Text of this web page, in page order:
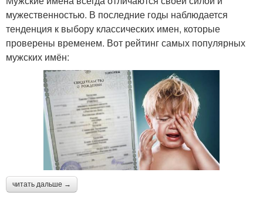
мужественностью. В последние годы наблюдается
тенденция к выбору классических имен, которые
проверены временем. Вот рейтинг самых популярных
мужских имён:
читать дальше →